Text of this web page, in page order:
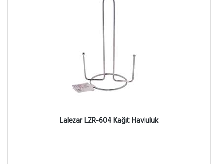
Lalezar LZR-604 Kağıt Havluluk